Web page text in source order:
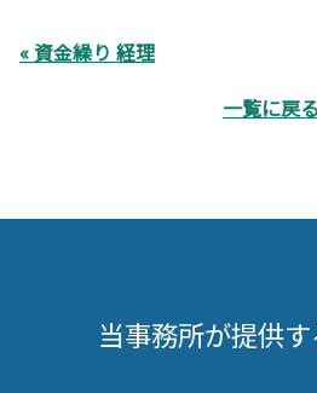
« 資金繰り 経理
一覧に戻る
当事務所が提供